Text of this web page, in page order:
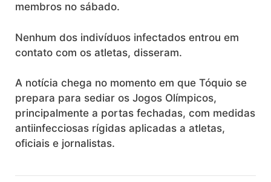
membros no sábado.
Nenhum dos indivíduos infectados entrou em
contato com os atletas, disseram.
A notícia chega no momento em que Tóquio se
prepara para sediar os Jogos Olímpicos,
principalmente a portas fechadas, com medidas
antiinfecciosas rígidas aplicadas a atletas,
oficiais e jornalistas.